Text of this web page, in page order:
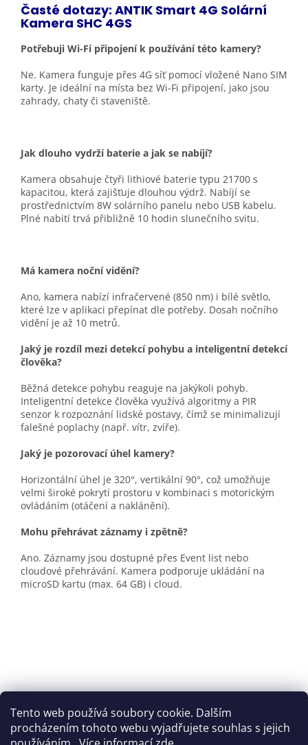
Tento web používá soubory cookie. Dalším
procházením tohoto webu vyjadřujete souhlas s jejich
Časté dotazy: ANTIK Smart 4G Solární
Kamera SHC 4GS
Potřebuji Wi-Fi připojení k používání této kamery?
Ne. Kamera funguje přes 4G síť pomocí vložené Nano SIM
karty. Je ideální na místa bez Wi-Fi připojení, jako jsou
zahrady, chaty či staveniště.
Jak dlouho vydrží baterie a jak se nabíjí?
Kamera obsahuje čtyři lithiové baterie typu 21700 s
kapacitou, která zajišťuje dlouhou výdrž. Nabíjí se
prostřednictvím 8W solárního panelu nebo USB kabelu.
Plné nabití trvá přibližně 10 hodin slunečního svitu.
Má kamera noční vidění?
Ano, kamera nabízí infračervené (850 nm) i bílé světlo,
které lze v aplikaci přepínat dle potřeby. Dosah nočního
vidění je až 10 metrů.
Jaký je rozdíl mezi detekcí pohybu a inteligentní detekcí
člověka?
Běžná detekce pohybu reaguje na jakýkoli pohyb.
Inteligentní detekce člověka využívá algoritmy a PIR
senzor k rozpoznání lidské postavy, čímž se minimalizují
falešné poplachy (např. vítr, zvíře).
Jaký je pozorovací úhel kamery?
Horizontální úhel je 320°, vertikální 90°, což umožňuje
velmi široké pokrytí prostoru v kombinaci s motorickým
ovládáním (otáčení a naklánění).
Mohu přehrávat záznamy i zpětně?
Ano. Záznamy jsou dostupné přes Event list nebo
cloudové přehrávání. Kamera podporuje ukládání na
microSD kartu (max. 64 GB) i cloud.